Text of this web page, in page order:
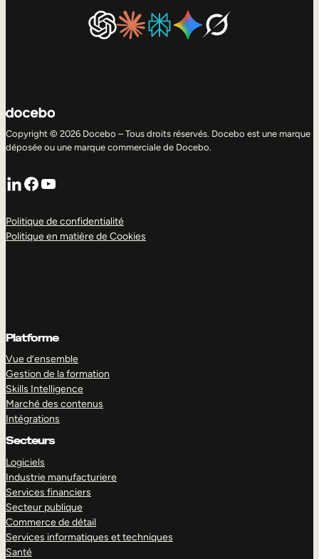
Copyright © 2026 Docebo – Tous droits réservés. Docebo est une marque
déposée ou une marque commerciale de Docebo.
LinkedIn
Facebook
YouTube
Politique de confidentialité
Politique en matière de Cookies
Platforme
Vue d’ensemble
Gestion de la formation
Skills Intelligence
Marché des contenus
Intégrations
Secteurs
Logiciels
Industrie manufacturiere
Services financiers
Secteur publique
Commerce de détail
Services informatiques et techniques
Santé